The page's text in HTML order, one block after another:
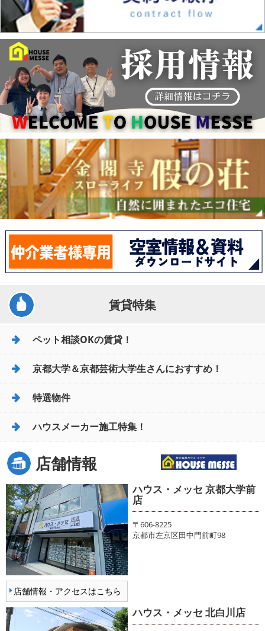
賃貸特集
ペット相談OKの賃貸！
京都大学＆京都芸術大学生さんにおすすめ！
特選物件
ハウスメーカー施工特集！
店舗情報
店舗情報・アクセスはこちら
ハウス・メッセ 京都大学前
店
〒606-8225
京都市左京区田中門前町98
ハウス・メッセ 北白川店